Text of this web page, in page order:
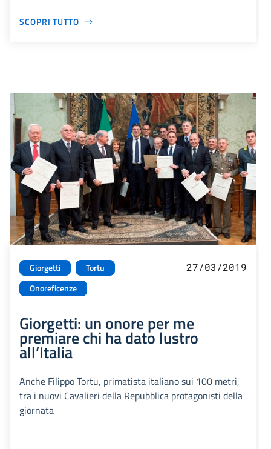
SCOPRI TUTTO
Giorgetti
Tortu
Onoreficenze
27/03/2019
Giorgetti: un onore per me
premiare chi ha dato lustro
all’Italia
Anche Filippo Tortu, primatista italiano sui 100 metri,
tra i nuovi Cavalieri della Repubblica protagonisti della
giornata